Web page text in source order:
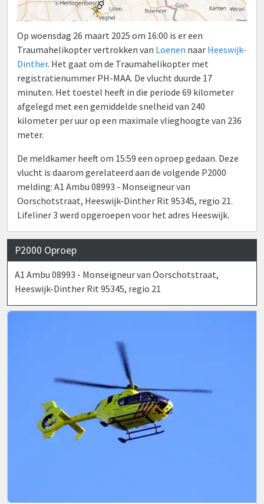
Op woensdag 26 maart 2025 om 16:00 is er een
Traumahelikopter vertrokken van Loenen naar Heeswijk-
Dinther. Het gaat om de Traumahelikopter met
registratienummer PH-MAA. De vlucht duurde 17
minuten. Het toestel heeft in die periode 69 kilometer
afgelegd met een gemiddelde snelheid van 240
kilometer per uur op een maximale vlieghoogte van 236
meter.
De meldkamer heeft om 15:59 een oproep gedaan. Deze
vlucht is daarom gerelateerd aan de volgende P2000
melding: A1 Ambu 08993 - Monseigneur van
Oorschotstraat, Heeswijk-Dinther Rit 95345, regio 21.
Lifeliner 3 werd opgeroepen voor het adres Heeswijk.
P2000 Oproep
A1 Ambu 08993 - Monseigneur van Oorschotstraat,
Heeswijk-Dinther Rit 95345, regio 21